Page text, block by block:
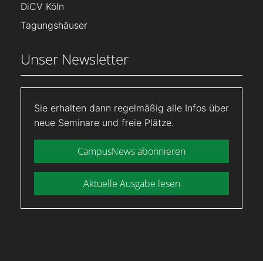
DiCV Köln
Tagungshäuser
Unser Newsletter
Sie erhalten dann regelmäßig alle Infos über
neue Seminare und freie Plätze.
CampusNews abonnieren
Aktuelle Ausgabe lesen